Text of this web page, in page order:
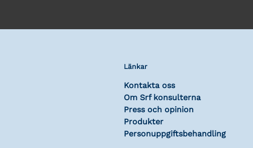
Länkar
Kontakta oss
Om Srf konsulterna
Press och opinion
Produkter
Personuppgiftsbehandling